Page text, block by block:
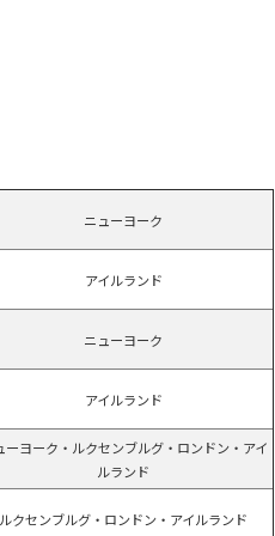
ニューヨーク
アイルランド
ニューヨーク
アイルランド
ーヨーク・ルクセンブルグ・ロンドン・アイ
ルランド
ルクセンブルグ・ロンドン・アイルランド